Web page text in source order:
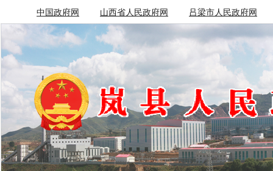
中国政府网 山西省人民政府网 吕梁市人民政府网